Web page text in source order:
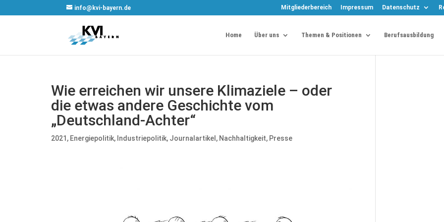
info@kvi-bayern.de Mitgliederbereich Impressum Datenschutz
Home Über uns Themen & Positionen Berufsausbildung
Wie erreichen wir unsere Klimaziele – oder
die etwas andere Geschichte vom
„Deutschland-Achter“
2021 , Energiepolitik, Industriepolitik, Journalartikel , Nachhaltigkeit, Presse